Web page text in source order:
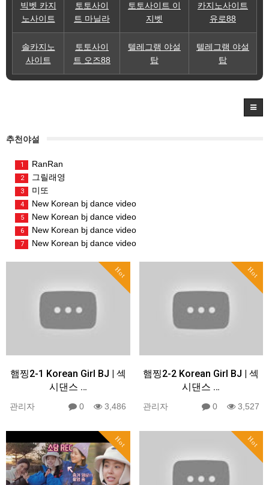
빅벳 카지
노사이트
토토사이
트 마닐라
토토사이트 이
지벳
카지노사이트
유로88
솔카지노
사이트
토토사이
트 오즈88
텔레그램 야설
탑
텔레그램 야설
탑
추천야설
1 RanRan
2 그릴래영
3 미또
4 New Korean bj dance video
5 New Korean bj dance video
6 New Korean bj dance video
7 New Korean bj dance video
Hot
햄찡2-1 Korean Girl BJ | 섹
시댄스 …
관리자 0 3,486
Hot
햄찡2-2 Korean Girl BJ | 섹
시댄스 …
관리자 0 3,527
Hot Hot